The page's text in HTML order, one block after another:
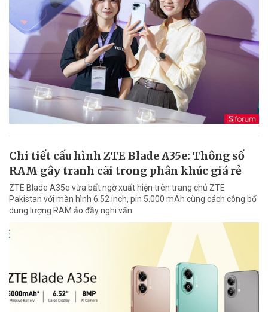
Chi tiết cấu hình ZTE Blade A35e: Thông số
RAM gây tranh cãi trong phân khúc giá rẻ
ZTE Blade A35e vừa bất ngờ xuất hiện trên trang chủ ZTE
Pakistan với màn hình 6.52 inch, pin 5.000 mAh cùng cách công bố
dung lượng RAM ảo đầy nghi vấn.